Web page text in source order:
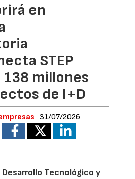
en
STEP
millones
de I+D
31/07/2026
Tecnológico y